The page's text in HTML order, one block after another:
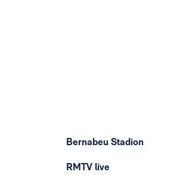
Bernabeu Stadion
RMTV live